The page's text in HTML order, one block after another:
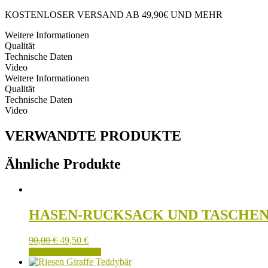
AUS
Menge
KOSTENLOSER VERSAND AB 49,90€ UND MEHR
Weitere Informationen
Qualität
Technische Daten
Video
Weitere Informationen
Qualität
Technische Daten
Video
VERWANDTE PRODUKTE
Ähnliche Produkte
HASEN-RUCKSACK UND
90,00€ 49,50 €